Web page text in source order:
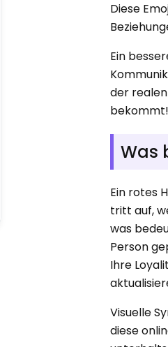
Diese
Ein
der
bekommt!
Was
Ein rotes
tritt auf,
was
Person
Ihre
Visuelle
diese